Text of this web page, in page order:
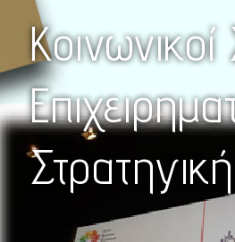
Κοινωνικοί
Στρατηγική